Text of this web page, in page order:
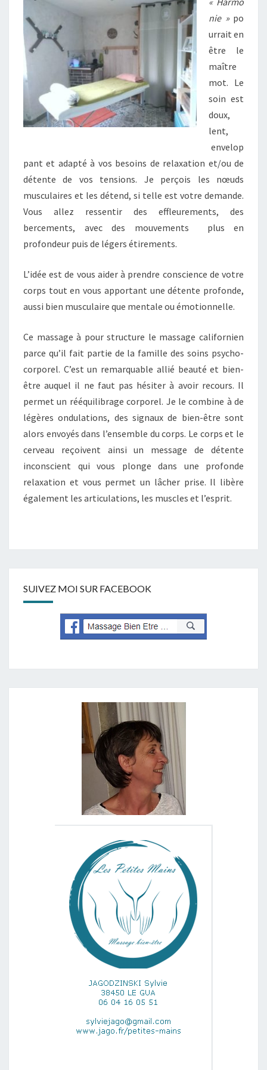
nie »po
urrait en
être le
maître
mot. Le
soin est
doux,
lent,
envelop
pant et adapté à vos besoins de relaxation et/ou de
détente de vos tensions. Je perçois les nœuds
musculaires et les détend, si telle est votre demande.
Vous allez ressentir des effleurements, des
bercements, avec des mouvements plus en
profondeur puis de légers étirements.
L’idée est de vous aider à prendre conscience de votre
corps tout en vous apportant une détente profonde,
aussi bien musculaire que mentale ou émotionnelle.
Ce massage à pour structure le massage californien
parce qu’il fait partie de la famille des soins psycho-
corporel. C’est un remarquable allié beauté et bien-
être auquel il ne faut pas hésiter à avoir recours. Il
permet un rééquilibrage corporel. Je le combine à de
légères ondulations, des signaux de bien-être sont
alors envoyés dans l’ensemble du corps. Le corps et le
cerveau reçoivent ainsi un message de détente
inconscient qui vous plonge dans une profonde
relaxation et vous permet un lâcher prise. Il libère
également les articulations, les muscles et l’esprit.
SUIVEZ MOI SUR FACEBOOK